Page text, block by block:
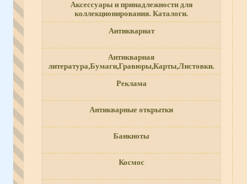
Аксессуары и принадлежности для
коллекционирования. Каталоги.
Антиквариат
Антикварная
литература,Бумаги,Гравюры,Карты,Листовки.
Реклама
Антикварные открытки
Банкноты
Космос